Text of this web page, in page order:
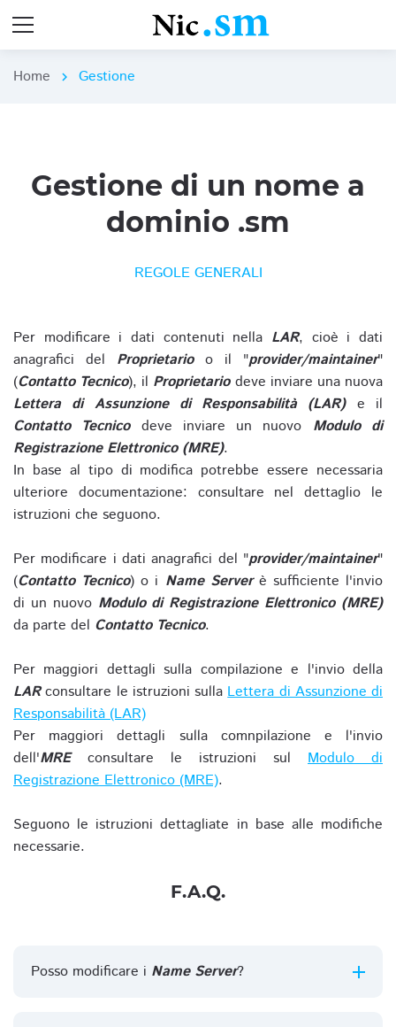
Home chevron_right Gestione
Gestione di un nome a
dominio .sm
REGOLE GENERALI
Per modificare i dati contenuti nella LAR, cioè i dati
anagrafici del Proprietarioo il "provider/maintainer"
(Contatto Tecnico), il Proprietariodeve inviare una nuova
Lettera di Assunzione di Responsabilità (LAR)e il
Contatto Tecnicodeve inviare un nuovo Modulo di
Registrazione Elettronico (MRE).
In base al tipo di modifica potrebbe essere necessaria
ulteriore documentazione: consultare nel dettaglio le
istruzioni che seguono.
Per modificare i dati anagrafici del "provider/maintainer"
(Contatto Tecnico) o i Name Serverè sufficiente l'invio
di un nuovo Modulo di Registrazione Elettronico (MRE)
da parte del Contatto Tecnico.
Per maggiori dettagli sulla compilazione e l'invio della
LARconsultare le istruzioni sullaLettera di Assunzione di
Responsabilità (LAR)
Per maggiori dettagli sulla comnpilazione e l'invio
dell'MREconsultare le istruzioni sul Modulo di
Registrazione Elettronico (MRE).
Seguono le istruzioni dettagliate in base alle modifiche
necessarie.
F.A.Q.
Posso modificare i Name Server?